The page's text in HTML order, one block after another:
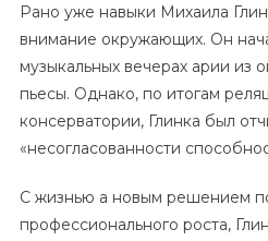
Рано уже навыки Михаила
внимание окружающих. Он
музыкальных вечерах арии из
пьесы. Однако, по итогам
консерватории, Глинка был
«несогласованности
С жизнью а новым решением
профессионального роста,